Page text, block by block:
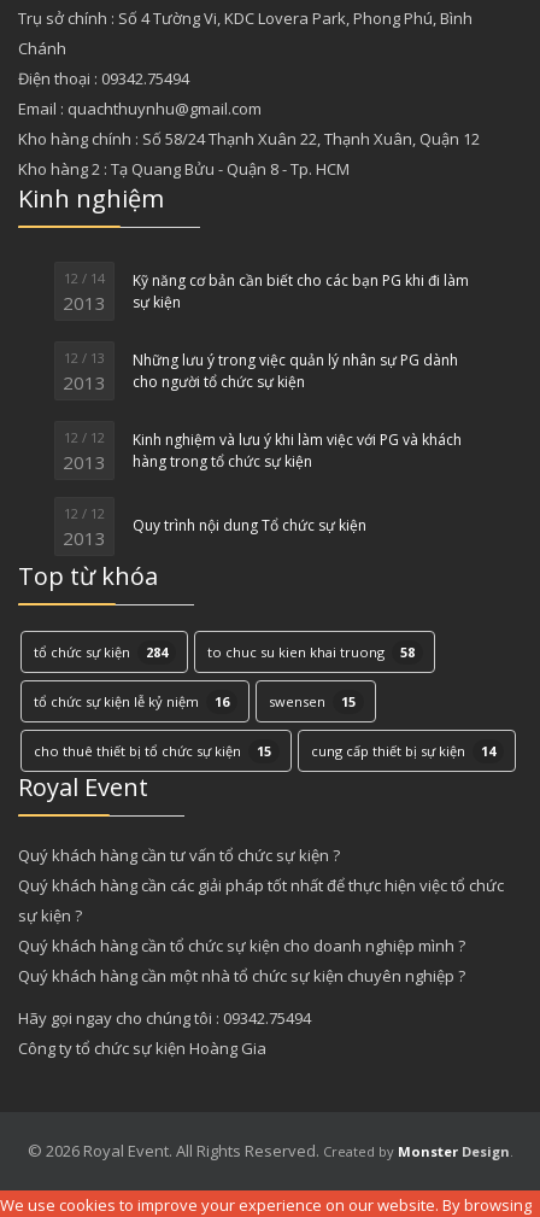
Trụ sở chính : Số 4 Tường Vi, KDC Lovera Park, Phong Phú, Bình
Chánh
Điện thoại : 09342.75494
Email : quachthuynhu@gmail.com
Kho hàng chính : Số 58/24 Thạnh Xuân 22, Thạnh Xuân, Quận 12
Kho hàng 2 : Tạ Quang Bửu - Quận 8 - Tp. HCM
Kinh nghiệm
12 / 14
2013
Kỹ năng cơ bản cần biết cho các bạn PG khi đi làm
sự kiện
12 / 13
2013
Những lưu ý trong việc quản lý nhân sự PG dành
cho người tổ chức sự kiện
12 / 12
2013
Kinh nghiệm và lưu ý khi làm việc với PG và khách
hàng trong tổ chức sự kiện
12 / 12
2013 Quy trình nội dung Tổ chức sự kiện
Top từ khóa
tổ chức sự kiện 284 to chuc su kien khai truong 58
tổ chức sự kiện lễ kỷ niệm 16 swensen 15
cho thuê thiết bị tổ chức sự kiện 15 cung cấp thiết bị sự kiện 14
Royal Event
Quý khách hàng cần tư vấn tổ chức sự kiện ?
Quý khách hàng cần các giải pháp tốt nhất để thực hiện việc tổ chức
sự kiện ?
Quý khách hàng cần tổ chức sự kiện cho doanh nghiệp mình ?
Quý khách hàng cần một nhà tổ chức sự kiện chuyên nghiệp ?
Hãy gọi ngay cho chúng tôi : 09342.75494
Công ty tổ chức sự kiện Hoàng Gia
© 2026 Royal Event. All Rights Reserved. Created by MonsterDesign
We use cookies to improve your experience on our website. By browsing